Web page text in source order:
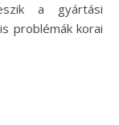
a gyártási
problémák korai